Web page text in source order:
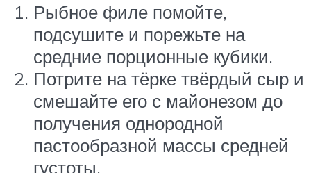
Рыбное филе помойте,
подсушите и порежьте на
средние порционные кубики.
Потрите на тёрке твёрдый сыр и
смешайте его с майонезом до
получения однородной
пастообразной массы средней
густоты.